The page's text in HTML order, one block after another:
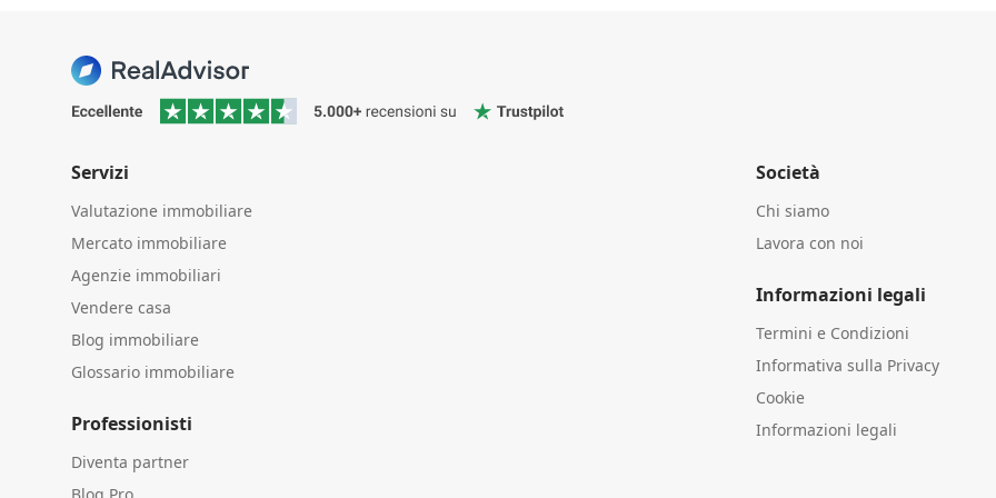
Servizi
Valutazione immobiliare
Mercato immobiliare
Agenzie immobiliari
Vendere casa
Blog immobiliare
Glossario immobiliare
Professionisti
Diventa partner
Blog Pro
Società
Chi siamo
Lavora con noi
Informazioni legali
Termini e Condizioni
Informativa sulla Privacy
Cookie
Informazioni legali